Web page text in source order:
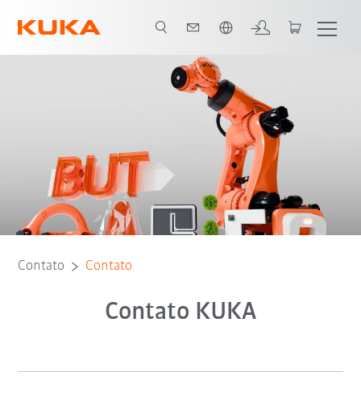
Contato Contato
Contato KUKA